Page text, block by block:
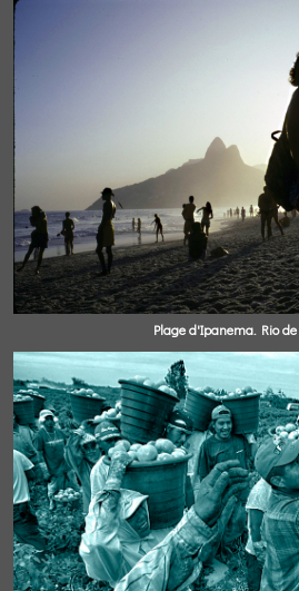
Plage d'Ipanema. Rio